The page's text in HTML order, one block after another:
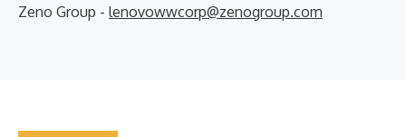
Zeno Group - lenovowwcorp@zenogroup.com